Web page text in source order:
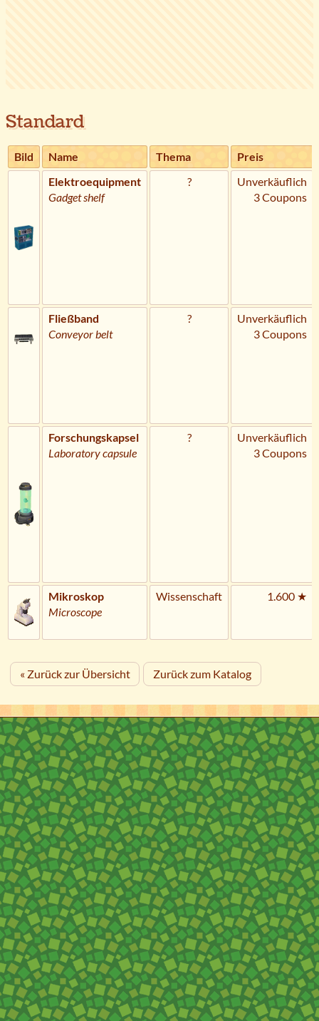
Standard
Bild Name Thema
Preis
Elektroequipment
Gadget shelf
?
Unverkäuflich
3 Coupons
Fließband
Conveyor belt
?
Unverkäuflich
3 Coupons
Forschungskapsel
Laboratory capsule
?
Unverkäuflich
3 Coupons
Mikroskop
Microscope
Wissenschaft 1.600 ★
« Zurück zur Übersicht Zurück zum Katalog